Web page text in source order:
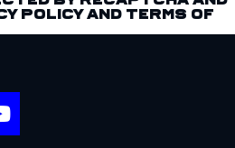
Policyand Terms of